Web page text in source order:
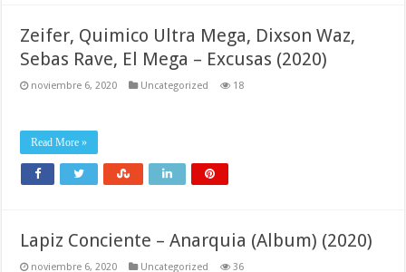
Zeifer, Quimico Ultra Mega, Dixson Waz,
Sebas Rave, El Mega – Excusas (2020)
noviembre 6, 2020 Uncategorized 18
Read More »
Lapiz Conciente – Anarquia (Album) (2020)
noviembre 6, 2020 Uncategorized 36